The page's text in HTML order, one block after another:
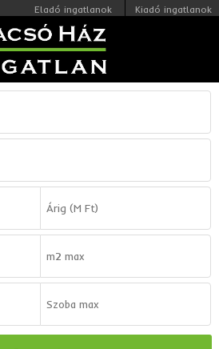
Eladó ingatlanok Kiadó ingatlanok